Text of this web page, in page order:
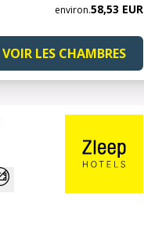
environ.58,53 EUR
VOIR LES CHAMBRES